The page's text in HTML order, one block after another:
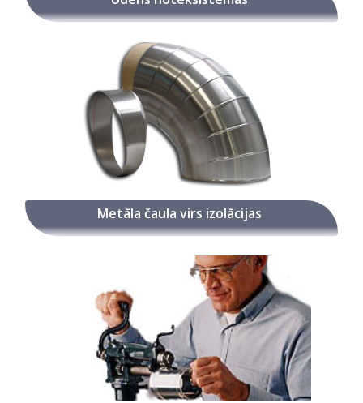
Metāla čaula virs izolācijas